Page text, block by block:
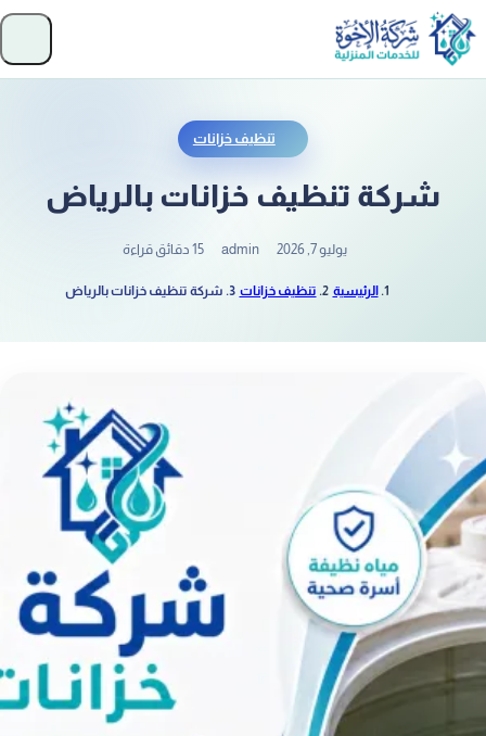
تخطَّ إلى المحتوى
تنظيف خزانات
شركة تنظيف خزانات بالرياض
يوليو 7, 2026 admin 15 دقائق قراءة
الرئيسية تنظيف خزانات شركة تنظيف خزانات بالرياض